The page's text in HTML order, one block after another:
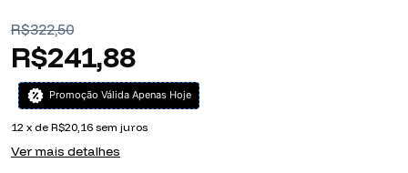
R$322,50
R$241,88
Promoção Válida Apenas Hoje
12 x de R$20,16 sem juros
Ver mais detalhes